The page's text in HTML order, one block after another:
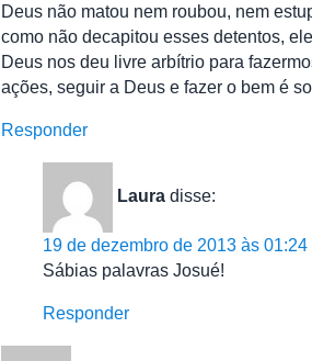
Deus não matou nem roubou, nem
como não decapitou esses detentos,
Deus nos deu livre arbítrio para
ações, seguir a Deus e fazer o bem é
Responder
Laura disse:
19 de dezembro de 2013 às 01:24
Sábias palavras Josué!
Responder